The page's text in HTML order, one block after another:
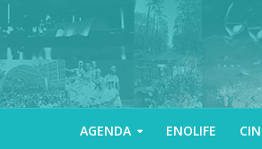
AGENDA ENOLIFE